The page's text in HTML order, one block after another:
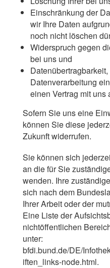
Einschränkung der
wir Ihre Daten
noch nicht löschen
Widerspruch gegen
bei uns und
Datenverarbeitung
einen Vertrag mit
Sofern Sie uns eine
können Sie diese
Zukunft widerrufen.
Sie können sich
an die für Sie
wenden. Ihre
sich nach dem
Ihrer Arbeit oder der
Eine Liste der
nichtöffentlichen
unter:
bfdi.bund.de/DE/
iften_links-node.html.